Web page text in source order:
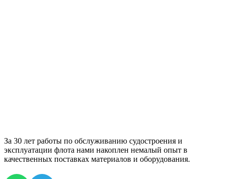
За 30 лет работы по обслуживанию судостроения и
эксплуатации флота нами накоплен немалый опыт в
качественных поставках материалов и оборудования.